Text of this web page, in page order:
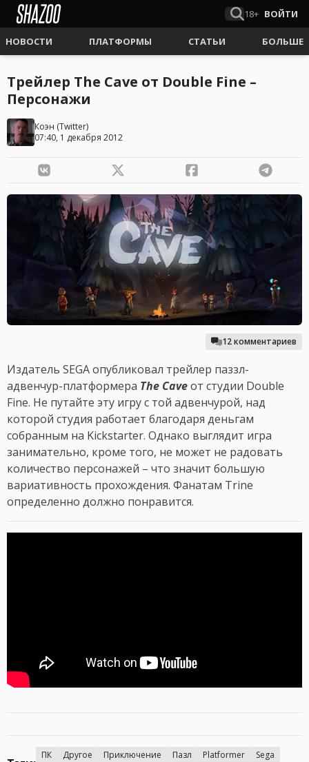
18+ ВОЙТИ
НОВОСТИ ПЛАТФОРМЫ СТАТЬИ БОЛЬШЕ
Трейлер The Cave от Double Fine –
Персонажи
Коэн (Twitter)
07:40, 1 декабря 2012
12 комментариев
Издатель SEGA опубликовал трейлер паззл-
адвенчур-платформера The Caveот студии Double
Fine. Не путайте эту игру с той адвенчурой, над
которой студия работает благодаря деньгам
собранным на Kickstarter. Однако выглядит игра
занимательно, кроме того, не может не радовать
количество персонажей – что значит большую
вариативность прохождения. Фанатам Trine
определенно должно понравится.
ПК Другое Приключение Пазл Platformer
Sega